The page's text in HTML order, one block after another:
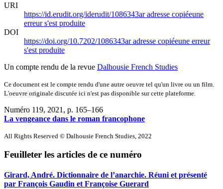
URI
https://id.erudit.org/iderudit/1086343aradresse copiéeune
erreur s'est produite
DOI
https://doi.org/10.7202/1086343aradresse copiéeune erreur
s'est produite
Un compte rendu de la revue Dalhousie French Studies
Ce document est le compte rendu d'une autre oeuvre tel qu'un livre ou un film.
L'oeuvre originale discutée ici n'est pas disponible sur cette plateforme.
Numéro 119, 2021 , p. 165–166
La vengeance dans le roman francophone
All Rights Reserved © Dalhousie French Studies, 2022
Feuilleter les articles de ce numéro
Girard, André. Dictionnaire de l’anarchie. Réuni et présenté
par François Gaudin et Françoise Guerard